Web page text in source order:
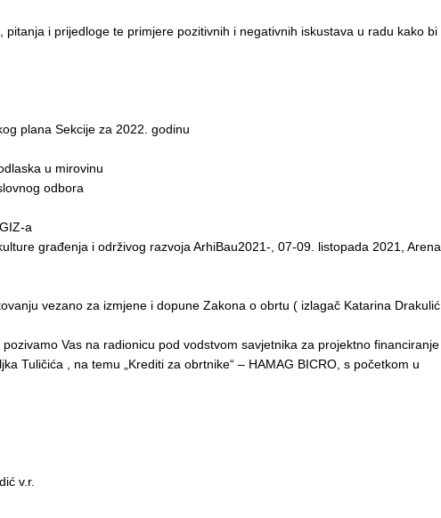
pitanja i prijedloge te primjere pozitivnih i negativnih iskustava u radu kako bi
plana Sekcije za 2022. godinu
u mirovinu
odbora
a
građenja i održivog razvoja ArhiBau2021-, 07-09. listopada 2021, Arena
vezano za izmjene i dopune Zakona o obrtu ( izlagač Katarina Drakulić,
Vas na radionicu pod vodstvom savjetnika za projektno financiranje
Tuličića , na temu „Krediti za obrtnike“ – HAMAG BICRO, s početkom u
v.r.